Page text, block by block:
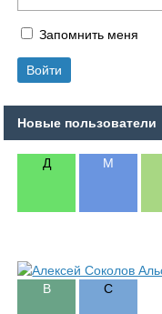
Запомнить меня
Новые пользователи